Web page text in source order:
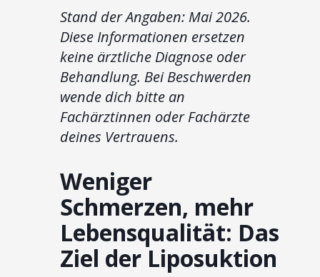
Stand der Angaben: Mai 2026.
Diese Informationen ersetzen
keine ärztliche Diagnose oder
Behandlung. Bei Beschwerden
wende dich bitte an
Fachärztinnen oder Fachärzte
deines Vertrauens.
Weniger
Schmerzen, mehr
Lebensqualität: Das
Ziel der Liposuktion